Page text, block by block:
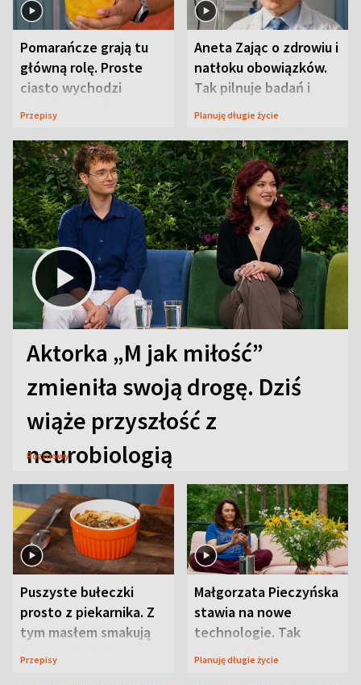
Pomarańcze grają tu
główną rolę. Proste
ciasto wychodzi
wyjątkowo wilgotne
Przepisy
Aneta Zając o zdrowiu i
natłoku obowiązków.
Tak pilnuje badań i
wizyt
Planuję długie życie
Aktorka „M jak miłość”
zmieniła swoją drogę. Dziś
wiąże przyszłość z
neurobiologią
Rozmowy
Puszyste bułeczki
prosto z piekarnika. Z
tym masłem smakują
jeszcze lepiej
Przepisy
Małgorzata Pieczyńska
stawia na nowe
technologie. Tak
organizuje sprawy
Planuję długie życie